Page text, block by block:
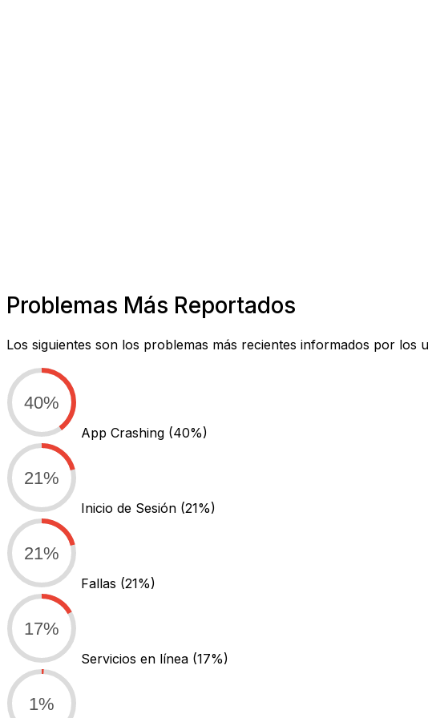
Problemas Más Reportados
Los siguientes son los problemas más recientes informados por los
40%
App Crashing (40%)
21%
Inicio de Sesión (21%)
21%
Fallas (21%)
17%
Servicios en línea (17%)
1%